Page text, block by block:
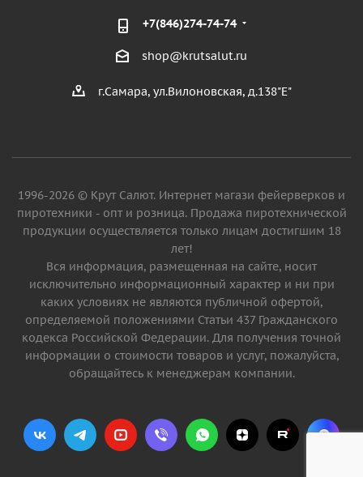
+7(846)274-74-74
shop@krutsalut.ru
г.Самара, ул.Вилоновская, д.138"Е"
1996-2026 © Крут Салют. Интернет магази фейерверков и
пиротехники - опт и розница. Продажа пиротехнической
продукции осуществляется только лицам достигшим 18
лет!
Вся информация, размещенная на сайте, носит
исключительно информационный характер и ни при
каких условиях не являются публичной офертой,
определяемой положениями Статьи 437 Гражданского
кодекса Российской Федерации. Для получения точной
информации о стоимости товаров и услуг, пожалуйста,
обращайтесь к менеджерам компании.